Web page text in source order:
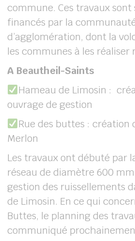
commune. Ces travaux
financés par la
d’agglomération, dont la
les communes à les réaliser
A Beautheil-Saints
Hameau de Limosin :
ouvrage de gestion
Rue des buttes : création
Merlon
Les travaux ont débuté par
réseau de diamètre 600
gestion des ruissellements
de Limosin. En ce qui
Buttes, le planning des
communiqué